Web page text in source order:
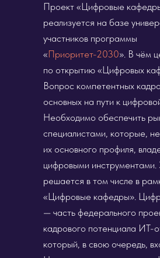
Проект «Цифровые
реализуется на базе
участников программы
«Приоритет-2030». В чём
по открытию «Цифровых
Вопрос компетентных
основных на пути к
Необходимо обеспечить
специалистами, которые,
их основного профиля,
цифровыми инструментами.
решается в том числе в
«Цифровые кафедры».
— часть федерального
кадрового потенциала ИТ-
который, в свою очередь,